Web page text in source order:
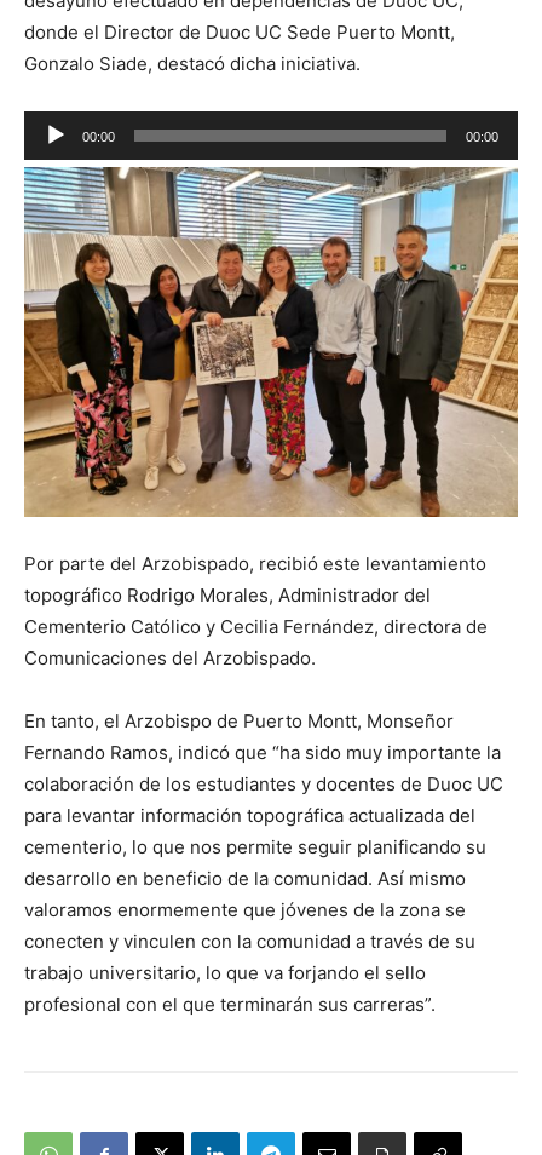
donde el Director de Duoc UC Sede Puerto Montt,
Gonzalo Siade, destacó dicha iniciativa.
Reproductor
de
audio
00:00 00:00
Por parte del Arzobispado, recibió este levantamiento
topográfico Rodrigo Morales, Administrador del
Cementerio Católico y Cecilia Fernández, directora de
Comunicaciones del Arzobispado.
En tanto, el Arzobispo de Puerto Montt, Monseñor
Fernando Ramos, indicó que “ha sido muy importante la
colaboración de los estudiantes y docentes de Duoc UC
para levantar información topográfica actualizada del
cementerio, lo que nos permite seguir planificando su
desarrollo en beneficio de la comunidad. Así mismo
valoramos enormemente que jóvenes de la zona se
conecten y vinculen con la comunidad a través de su
trabajo universitario, lo que va forjando el sello
profesional con el que terminarán sus carreras”.